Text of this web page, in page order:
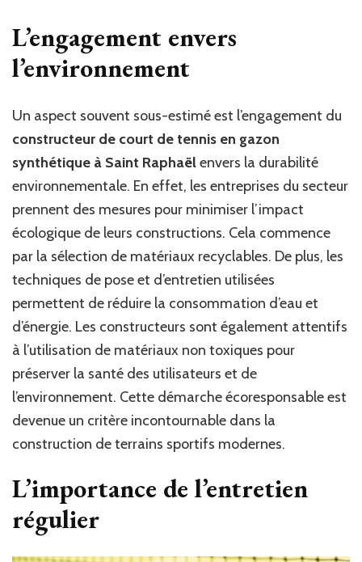
L’engagement envers
l’environnement
Un aspect souvent sous-estimé est l’engagement du
constructeur de court de tennis en gazon
synthétique à Saint Raphaëlenvers la durabilité
environnementale. En effet, les entreprises du secteur
prennent des mesures pour minimiser l’impact
écologique de leurs constructions. Cela commence
par la sélection de matériaux recyclables. De plus, les
techniques de pose et d’entretien utilisées
permettent de réduire la consommation d’eau et
d’énergie. Les constructeurs sont également attentifs
à l’utilisation de matériaux non toxiques pour
préserver la santé des utilisateurs et de
l’environnement. Cette démarche écoresponsable est
devenue un critère incontournable dans la
construction de terrains sportifs modernes.
L’importance de l’entretien
régulier